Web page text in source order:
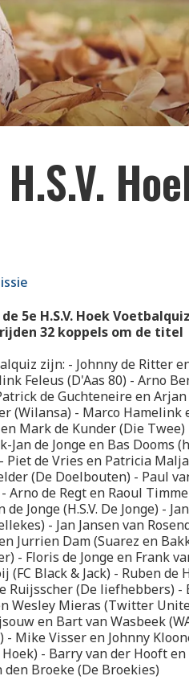
5e H.S.V. Hoek
32 koppels om de titel
zijn: - Johnny de Ritter
Feleus (D'Aas 80) - Arno
de Guchteneire en Arjan
(Wilansa) - Marco Hamelink
Mark de Kunder (Die
de Jonge en Bas Dooms
Piet de Vries en Patricia
(De Doelbouten) - Paul
Arno de Regt en Raoul
Jonge (H.S.V. De Jonge) -
- Jan Jansen van
Jurrien Dam (Suarez en
- Floris de Jonge en Frank
Black & Jack) - Ruben de
Ruijsscher (De liefhebbers)
Wesley Mieras (Twitter
en Bart van Wasbeek
- Mike Visser en Johnny
- Barry van der Hooft
den Broeke (De Broekies)